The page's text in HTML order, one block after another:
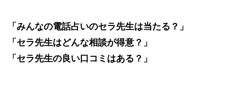
「みんなの電話占いのセラ先生は当たる？」
「セラ先生はどんな相談が得意？」
「セラ先生の良い口コミはある？」